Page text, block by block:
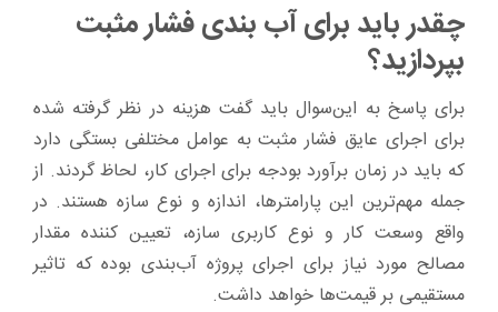
چقدر باید برای آب ‌بندی فشار مثبت
بپردازید؟
برای پاسخ به این‌سوال باید گفت هزینه در نظر گرفته شده
برای اجرای عایق فشار مثبت به عوامل مختلفی بستگی دارد
که باید در زمان برآورد بودجه برای اجرای کار، لحاظ گردند. از
جمله مهم‌ترین این پارامترها، اندازه و نوع سازه هستند. در
واقع وسعت کار و نوع کاربری سازه، تعیین کننده مقدار
مصالح مورد نیاز برای اجرای پروژه آب‌بندی بوده که تاثیر
مستقیمی بر قیمت‌ها خواهد داشت.